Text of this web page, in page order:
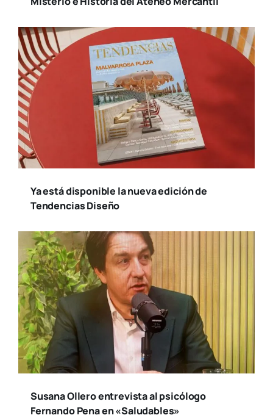
Ya está disponible la nueva edición de
Tendencias Diseño
Susana Ollero entrevista al psicólogo
Fernando Pena en «Saludables»